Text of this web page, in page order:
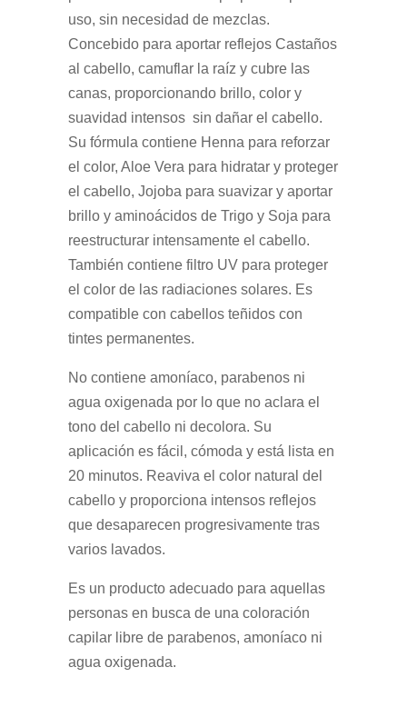
uso, sin necesidad de mezclas.
Concebido para aportar reflejos Castaños
al cabello, camuflar la raíz y cubre las
canas, proporcionando brillo, color y
suavidad intensos sin dañar el cabello.
Su fórmula contiene Henna para reforzar
el color, Aloe Vera para hidratar y proteger
el cabello, Jojoba para suavizar y aportar
brillo y aminoácidos de Trigo y Soja para
reestructurar intensamente el cabello.
También contiene filtro UV para proteger
el color de las radiaciones solares. Es
compatible con cabellos teñidos con
tintes permanentes.
No contiene amoníaco, parabenos ni
agua oxigenada por lo que no aclara el
tono del cabello ni decolora. Su
aplicación es fácil, cómoda y está lista en
20 minutos. Reaviva el color natural del
cabello y proporciona intensos reflejos
que desaparecen progresivamente tras
varios lavados.
Es un producto adecuado para aquellas
personas en busca de una coloración
capilar libre de parabenos, amoníaco ni
agua oxigenada.